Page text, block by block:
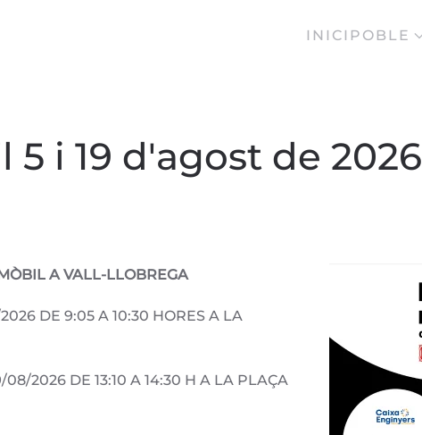
INICI POBLE
5 i 19 d'agost de 2026
A VALL-LLOBREGA
DE 9:05 A 10:30 HORES A LA
08/2026 DE 13:10 A 14:30 H A LA PLAÇA